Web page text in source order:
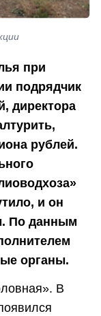
при
подрядчик
директора
рублей.
и он
По данным
органы.
В